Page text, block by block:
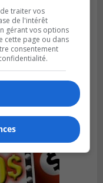
les
traiter vos
de l'intérêt
gérant vos options
cette page ou dans
consentement